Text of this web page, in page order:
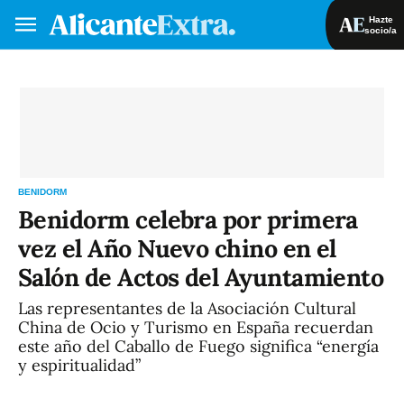
Hazte
socio/a
BENIDORM
Benidorm celebra por primera
vez el Año Nuevo chino en el
Salón de Actos del Ayuntamiento
Las representantes de la Asociación Cultural
China de Ocio y Turismo en España recuerdan
este año del Caballo de Fuego significa “energía
y espiritualidad”